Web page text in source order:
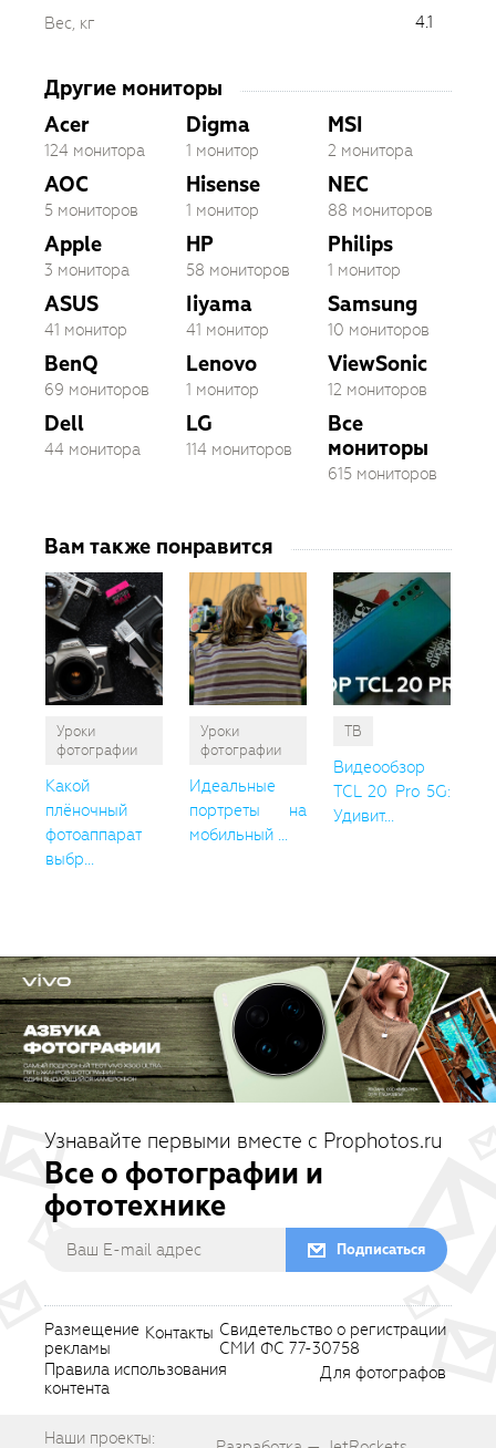
Вес, кг
4.1
Другие мониторы
Acer
124 монитора
AOC
5 мониторов
Apple
3 монитора
ASUS
41 монитор
BenQ
69 мониторов
Dell
44 монитора
Digma
1 монитор
Hisense
1 монитор
HP
58 мониторов
Iiyama
41 монитор
Lenovo
1 монитор
LG
114 мониторов
MSI
2 монитора
NEC
88 мониторов
Philips
1 монитор
Samsung
10 мониторов
ViewSonic
12 мониторов
Все
мониторы
615 мониторов
Вам также понравится
Уроки
фотографии
Какой
плёночный
фотоаппарат
выбр...
Уроки
фотографии
Идеальные
портреты на
мобильный ...
ТВ
Видеообзор
TCL 20 Pro 5G:
Удивит...
Узнавайте первыми вместе с Prophotos.ru
Все о фотографии и
фототехнике
Подписаться
Размещение
рекламы
Контакты Свидетельство о регистрации
СМИ ФС 77-30758
Правила использования
контента
Для фотографов
Наши проекты: